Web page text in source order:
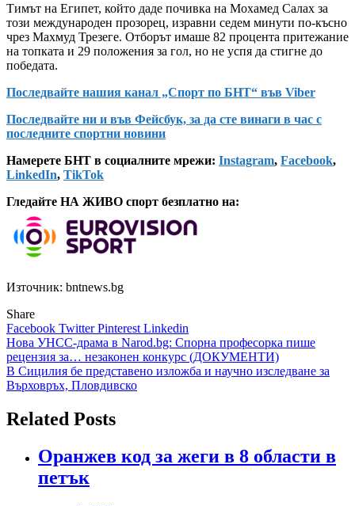
Тимът на Египет, който даде почивка на Мохамед Салах за
този международен прозорец, изравни седем минути по-късно
чрез Махмуд Трезеге. Отборът имаше 82 процента притежание
на топката и 29 положения за гол, но не успя да стигне до
победата.
Последвайте нашия канал „Спорт по БНТ“ във Viber
Последвайте ни и във Фейсбук, за да сте винаги в час с
последните спортни новини
Намерете БНТ в социалните мрежи: Instagram, Facebook,
LinkedIn, TikTok
Гледайте НА ЖИВО спорт безплатно на:
Източник: bntnews.bg
Share
Facebook TwitterPinterest Linkedin
Навигация
Нова УНСС-драма в Narod.bg: Спорна професорка пише
рецензия за… незаконен конкурс (ДОКУМЕНТИ)
В Сицилия бе представено изложба и научно изследване за
Върховръх, Пловдивско
Related Posts
Оранжев код за жеги в 8 области в
петък